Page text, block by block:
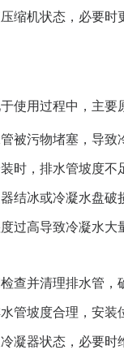
压缩机状态，必要时
使用过程中，主要
管被污物堵塞，导致
装时，排水管坡度不
器结冰或冷凝水盘破
度过高导致冷凝水大
检查并清理排水管，
水管坡度合理，安装
冷凝器状态，必要时